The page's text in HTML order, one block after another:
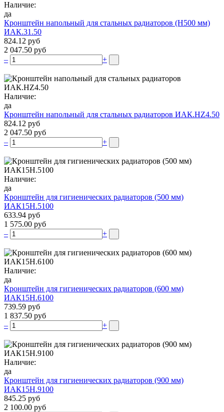
Наличие:
да
Кронштейн напольный для стальных радиаторов (Н500 мм)
ИАК.31.50
824.12 руб
2 047.50 руб
–
+
Наличие:
да
Кронштейн напольный для стальных радиаторов ИАК.НZ4.50
824.12 руб
2 047.50 руб
–
+
Наличие:
да
Кронштейн для гигиенических радиаторов (500 мм)
ИАК15Н.5100
633.94 руб
1 575.00 руб
–
+
Наличие:
да
Кронштейн для гигиенических радиаторов (600 мм)
ИАК15Н.6100
739.59 руб
1 837.50 руб
–
+
Наличие:
да
Кронштейн для гигиенических радиаторов (900 мм)
ИАК15Н.9100
845.25 руб
2 100.00 руб